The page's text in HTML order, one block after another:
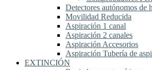
Detectores autónomos de
Movilidad Reducida
Aspiración 1 canal
Aspiración 2 canales
Aspiración Accesorios
Aspiración Tubería de
EXTINCIÓN